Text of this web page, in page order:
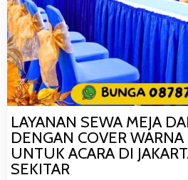
LAYANAN SEWA MEJA
DENGAN COVER
UNTUK ACARA DI
SEKITAR